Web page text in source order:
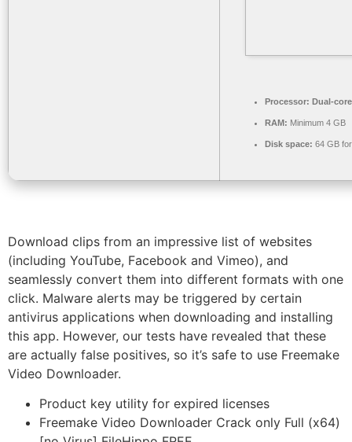
Processor: Dual-
RAM: Minimum 4 GB
Disk space: 64 GB
Download clips from an impressive list of websites
(including YouTube, Facebook and Vimeo), and
seamlessly convert them into different formats with one
click. Malware alerts may be triggered by certain
antivirus applications when downloading and installing
this app. However, our tests have revealed that these
are actually false positives, so it’s safe to use Freemake
Video Downloader.
Product key utility for expired licenses
Freemake Video Downloader Crack only Full (x64)